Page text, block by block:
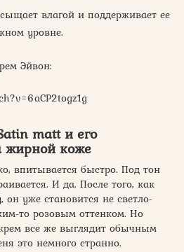
влагой и поддерживает ее
уровне.
Эйвон:
matt и его
жирной коже
впитывается быстро. Под тон
И да. После того, как
уже становится не светло-
то розовым оттенком. Но
все же выглядит обычным
это немного странно.